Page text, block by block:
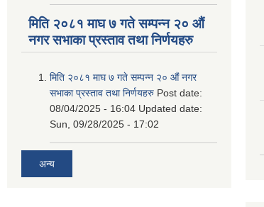
मिति २०८१ माघ ७ गते सम्पन्न २० औं
नगर सभाका प्रस्ताव तथा निर्णयहरु
मिति २०८१ माघ ७ गते सम्पन्न २० औं नगर
सभाका प्रस्ताव तथा निर्णयहरु Post date:
08/04/2025 - 16:04 Updated date:
Sun, 09/28/2025 - 17:02
अन्य